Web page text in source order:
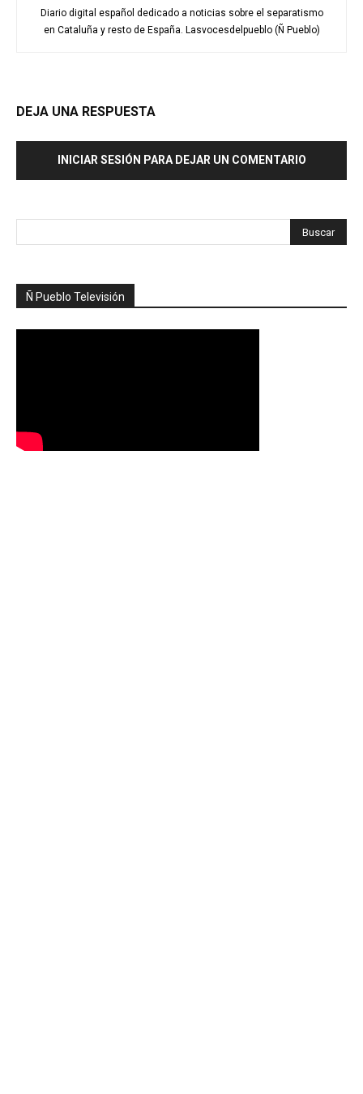
Diario digital español dedicado a noticias sobre el separatismo
en Cataluña y resto de España. Lasvocesdelpueblo (Ñ Pueblo)
DEJA UNA RESPUESTA
INICIAR SESIÓN PARA DEJAR UN COMENTARIO
Ñ Pueblo Televisión